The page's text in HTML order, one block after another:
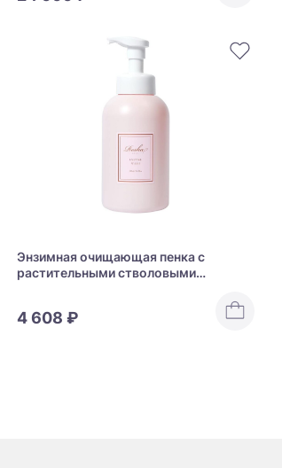
Энзимная очищающая пенка с
растительными стволовыми
4 608 ₽